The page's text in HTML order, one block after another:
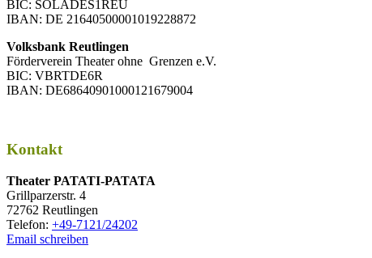
BIC: SOLADES1REU
IBAN: DE 21640500001019228872
Volksbank Reutlingen
Förderverein Theater ohne Grenzen e.V.
BIC: VBRTDE6R
IBAN: DE68640901000121679004
Kontakt
Thea­ter PATATI-PATATA
Grill­par­zer­str. 4
72762 Reutlingen
Tele­fon: +49-7121/24202
Email schreiben